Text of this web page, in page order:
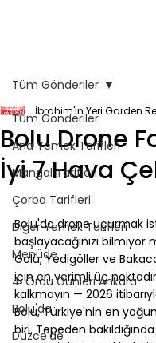
Tüm Gönderiler
Ana Yemek Tarifleri
Mangal Tarifleri
Çorba Tarifleri
Diğer Yemek Tarifleri
Menüde
4. Ordu Günleri Ankara
Bolu'da
Düzce'de
Tüm Gönderiler
Bolu Drone
İyi 7 Hava
İbrahim'in Yeri Garden
⠀
Bolu'da drone uçurmak
başlayacağınızı bilmiyor
Gölü, Yedigöller ve
için en verimli üç
kalkmayın — 2026
Bolu, Türkiye'nin en
biri. Tepeden